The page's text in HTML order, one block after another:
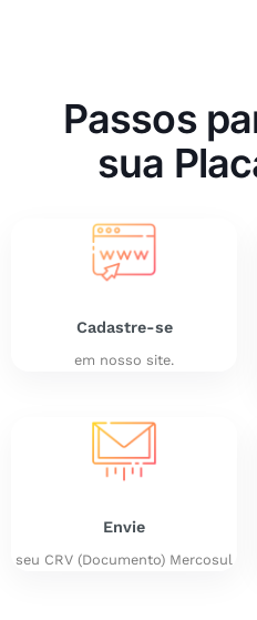
Passos
sua
Cadastre-se
em nosso site.
Envie
seu CRV (Documento) Mercosul